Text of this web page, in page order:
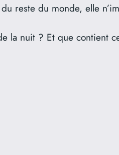
reste du monde, elle
la nuit ? Et que contient